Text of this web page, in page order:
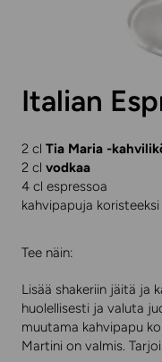
Italian
2 cl Tia Maria -
2 cl vodkaa
4 cl espressoa
kahvipapuja koristeeksi
Tee näin:
Lisää shakeriin jäitä ja
huolellisesti ja valuta
muutama kahvipapu
Martini on valmis.